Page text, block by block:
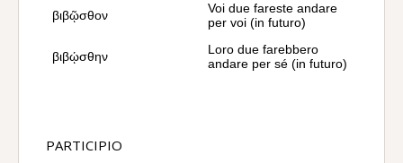
βιβῷσθον
Voi due fareste andare
per voi (in futuro)
βιβῴσθην
Loro due farebbero
andare per sé (in futuro)
PARTICIPIO